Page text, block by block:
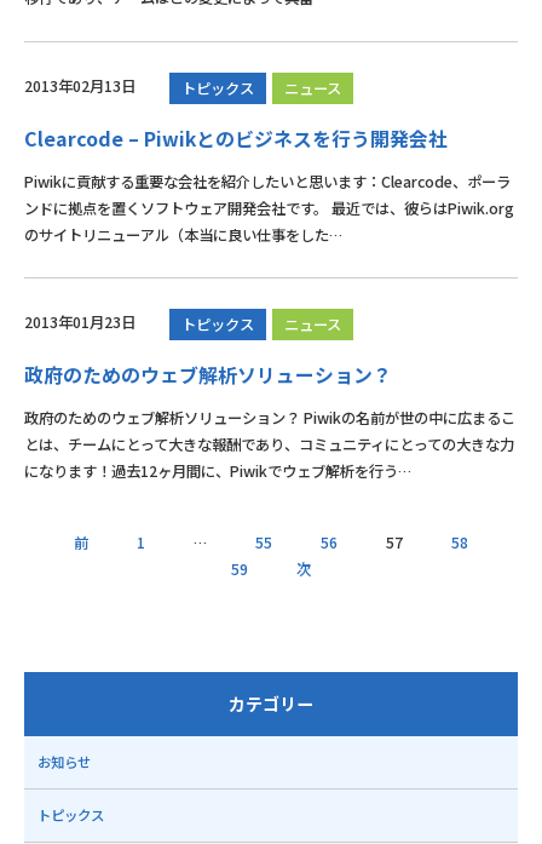
2013年02月13日 トピックス ニュース
Clearcode – Piwikとのビジネスを行う開発会社
Piwikに貢献する重要な会社を紹介したいと思います：Clearcode、ポーラ
ンドに拠点を置くソフトウェア開発会社です。 最近では、彼らはPiwik.org
のサイトリニューアル（本当に良い仕事をした…
2013年01月23日 トピックス ニュース
政府のためのウェブ解析ソリューション？
政府のためのウェブ解析ソリューション？ Piwikの名前が世の中に広まるこ
とは、チームにとって大きな報酬であり、コミュニティにとっての大きな力
になります！過去12ヶ月間に、Piwikでウェブ解析を行う…
前 1 … 55 56 57
58
59
次
カテゴリー
お知らせ
トピックス